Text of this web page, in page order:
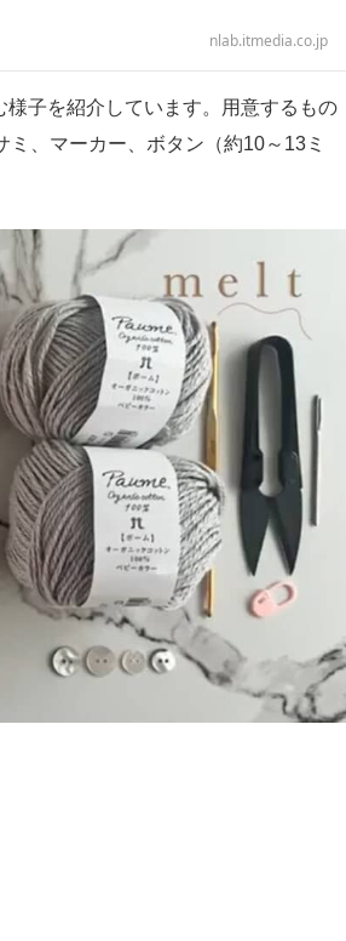
nlab.itmedia.co.jp
子を紹介しています。用意するもの
、マーカー、ボタン（約10～13ミ